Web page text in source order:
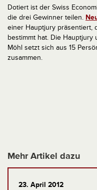
Dotiert ist der Swiss
die drei Gewinner teilen.
einer Hauptjury präsentiert,
bestimmt hat. Die Hauptjury
Möhl setzt sich aus 15
zusammen.
Mehr Artikel dazu
23. April 2012